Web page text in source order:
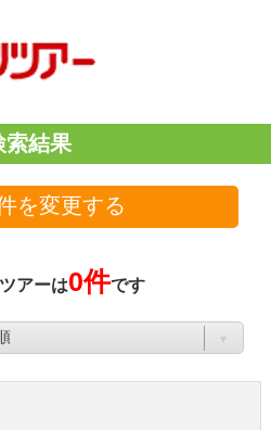
索結果
を変更する
アーは0件です